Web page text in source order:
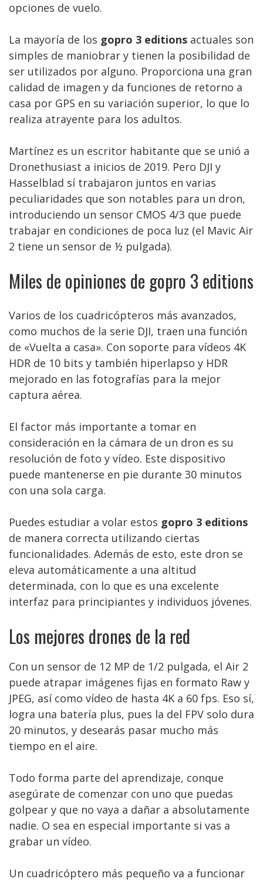
opciones de vuelo.
La mayoría de los gopro 3 editions actuales son
simples de maniobrar y tienen la posibilidad de
ser utilizados por alguno. Proporciona una gran
calidad de imagen y da funciones de retorno a
casa por GPS en su variación superior, lo que lo
realiza atrayente para los adultos.
Martínez es un escritor habitante que se unió a
Dronethusiast a inicios de 2019. Pero DJI y
Hasselblad sí trabajaron juntos en varias
peculiaridades que son notables para un dron,
introduciendo un sensor CMOS 4/3 que puede
trabajar en condiciones de poca luz (el Mavic Air
2 tiene un sensor de ½ pulgada).
Miles de opiniones de gopro 3 editions
Varios de los cuadricópteros más avanzados,
como muchos de la serie DJI, traen una función
de «Vuelta a casa». Con soporte para vídeos 4K
HDR de 10 bits y también hiperlapso y HDR
mejorado en las fotografías para la mejor
captura aérea.
El factor más importante a tomar en
consideración en la cámara de un dron es su
resolución de foto y vídeo. Este dispositivo
puede mantenerse en pie durante 30 minutos
con una sola carga.
Puedes estudiar a volar estos gopro 3 editions
de manera correcta utilizando ciertas
funcionalidades. Además de esto, este dron se
eleva automáticamente a una altitud
determinada, con lo que es una excelente
interfaz para principiantes y individuos jóvenes.
Los mejores drones de la red
Con un sensor de 12 MP de 1/2 pulgada, el Air 2
puede atrapar imágenes fijas en formato Raw y
JPEG, así como vídeo de hasta 4K a 60 fps. Eso sí,
logra una batería plus, pues la del FPV solo dura
20 minutos, y desearás pasar mucho más
tiempo en el aire.
Todo forma parte del aprendizaje, conque
asegúrate de comenzar con uno que puedas
golpear y que no vaya a dañar a absolutamente
nadie. O sea en especial importante si vas a
grabar un vídeo.
Un cuadricóptero más pequeño va a funcionar